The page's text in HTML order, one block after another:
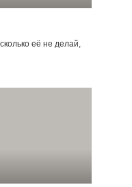
её не делай,